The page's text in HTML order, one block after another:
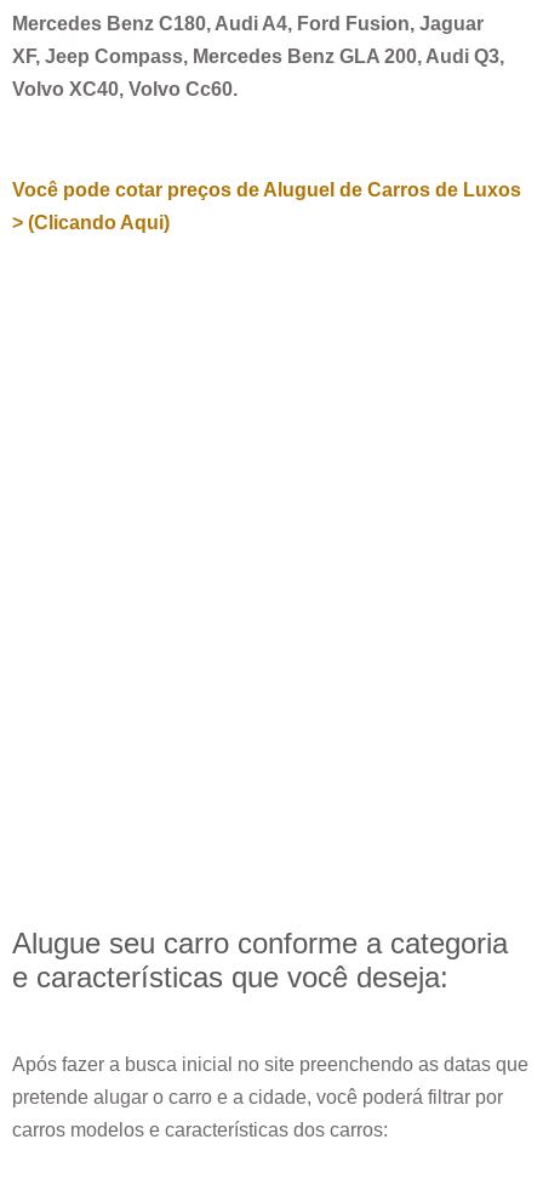
Mercedes Benz C180, Audi A4, Ford Fusion, Jaguar
XF, Jeep Compass, Mercedes Benz GLA 200, Audi Q3,
Volvo XC40, Volvo Cc60.
Você pode cotar preços de Aluguel de Carros de Luxos
> (Clicando Aqui)
Alugue seu carro conforme a categoria
e características que você deseja:
Após fazer a busca inicial no site preenchendo as datas que
pretende alugar o carro e a cidade, você poderá filtrar por
carros modelos e características dos carros: